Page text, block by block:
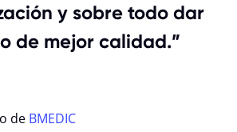
y sobre todo dar
de mejor calidad.”
de BMEDIC